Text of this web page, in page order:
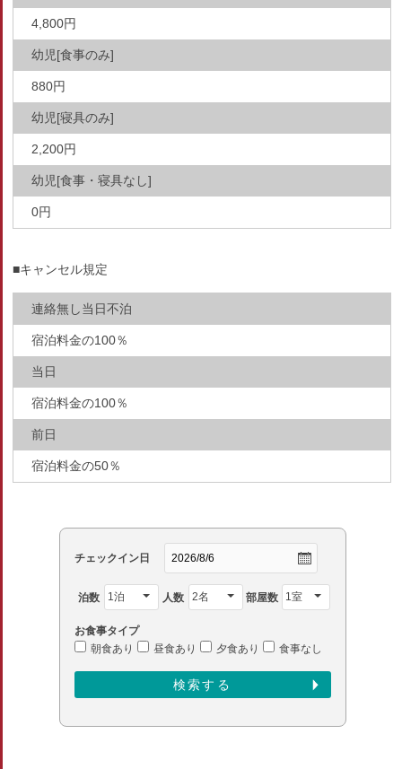
4,800円
幼児[食事のみ]
880円
幼児[寝具のみ]
2,200円
幼児[食事・寝具なし]
0円
■キャンセル規定
連絡無し当日不泊
宿泊料金の100％
当日
宿泊料金の100％
前日
宿泊料金の50％
チェックイン日
泊数 人数 部屋数
お食事タイプ
朝食あり
昼食あり 夕食あり 食事なし